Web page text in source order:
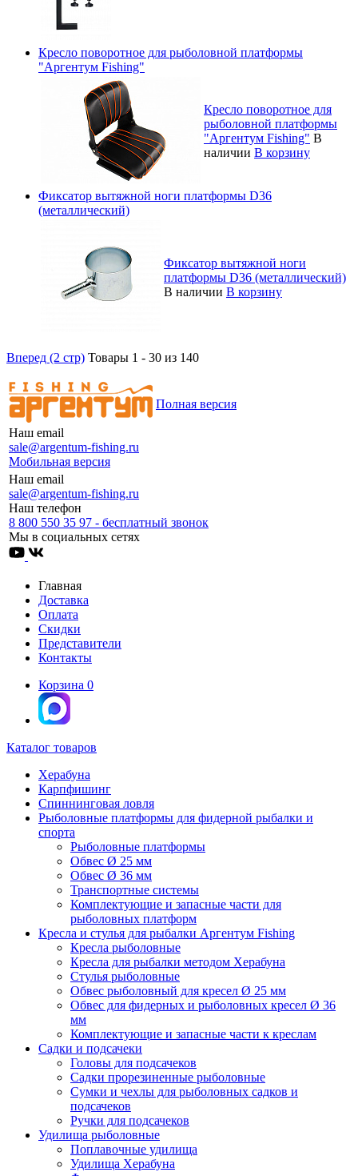
Кресло поворотное для рыболовной платформы
"Аргентум Fishing"
Кресло поворотное для
рыболовной платформы
"Аргентум Fishing" В
наличии В корзину
Фиксатор вытяжной ноги платформы D36
(металлический)
Фиксатор вытяжной ноги
платформы D36 (металлический)
В наличии В корзину
Вперед (2 стр) Товары 1 - 30 из 140
Наш email
sale@argentum-fishing.ru
Мобильная версия
Полная версия
Наш email
sale@argentum-fishing.ru
Наш телефон
8 800 550 35 97 - бесплатный звонок
Мы в социальных сетях
Главная
Доставка
Оплата
Скидки
Представители
Контакты
Корзина 0
Каталог товаров
Херабуна
Карпфишинг
Спиннинговая ловля
Рыболовные платформы для фидерной рыбалки и
спорта
Рыболовные платформы
Обвес Ø 25 мм
Обвес Ø 36 мм
Транспортные системы
Комплектующие и запасные части для
рыболовных платформ
Кресла и стулья для рыбалки Аргентум Fishing
Кресла рыболовные
Кресла для рыбалки методом Херабуна
Стулья рыболовные
Обвес рыболовный для кресел Ø 25 мм
Обвес для фидерных и рыболовных кресел Ø 36
мм
Комплектующие и запасные части к креслам
Садки и подсачеки
Головы для подсачеков
Садки прорезиненные рыболовные
Сумки и чехлы для рыболовных садков и
подсачеков
Ручки для подсачеков
Удилища рыболовные
Поплавочные удилища
Удилища Херабуна